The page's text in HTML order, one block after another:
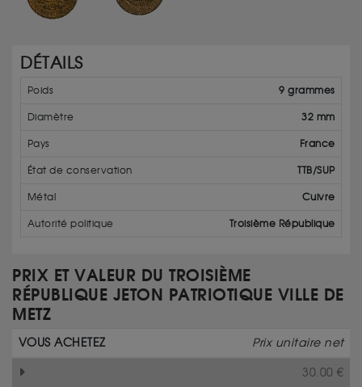
DÉTAILS
Poids 9 grammes
Diamètre 32 mm
Pays France
État de conservation TTB/SUP
Métal Cuivre
Autorité politique Troisième République
PRIX ET VALEUR DU TROISIÈME
RÉPUBLIQUE JETON PATRIOTIQUE VILLE DE
METZ
VOUS ACHETEZ Prix unitaire net
30.00 €